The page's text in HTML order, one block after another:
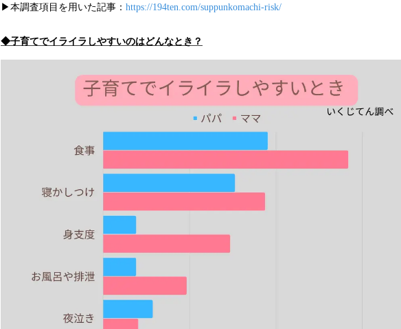
▶本調査項目を用いた記事： https://194ten.com/suppunkomachi-risk/
◆子育てでイライラしやすいのはどんなとき？